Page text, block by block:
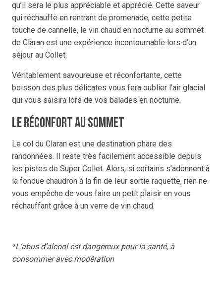
qu’il sera le plus appréciable et apprécié. Cette saveur
qui réchauffe en rentrant de promenade, cette petite
touche de cannelle, le vin chaud en nocturne au sommet
de Claran est une expérience incontournable lors d’un
séjour au Collet.
Véritablement savoureuse et réconfortante, cette
boisson des plus délicates vous fera oublier l’air glacial
qui vous saisira lors de vos balades en nocturne.
Le réconfort au sommet
Le col du Claran est une destination phare des
randonnées. Il reste très facilement accessible depuis
les pistes de Super Collet. Alors, si certains s’adonnent à
la fondue chaudron à la fin de leur sortie raquette, rien ne
vous empêche de vous faire un petit plaisir en vous
réchauffant grâce à un verre de vin chaud.
*L’abus d’alcool est dangereux pour la santé, à
consommer avec modération